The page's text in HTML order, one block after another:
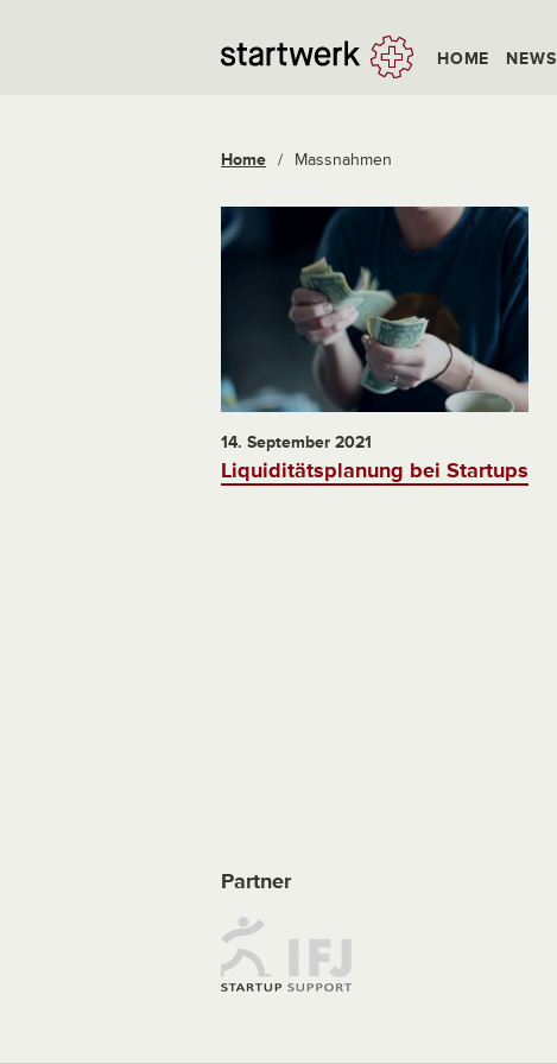
HOME NEWS
Home / Massnahmen
14. September 2021
Liquiditätsplanung bei Startups
Partner